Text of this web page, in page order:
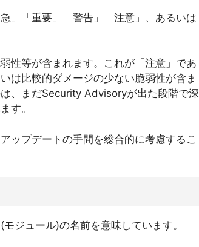
」「重要」「警告」「注意」、あるいは
性等が含まれます。これが「注意」であ
は比較的ダメージの少ない脆弱性が含ま
、まだSecurity Advisoryが出た段階で深
す。
ップデートの手間を総合的に考慮するこ
ジュール)の名前を意味しています。